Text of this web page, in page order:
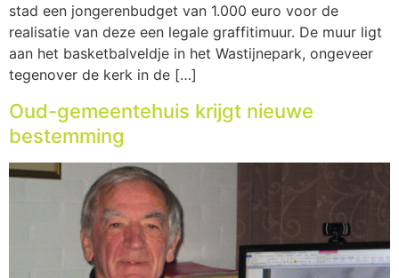
stad een jongerenbudget van 1.000 euro voor de
realisatie van deze een legale graffitimuur. De muur ligt
aan het basketbalveldje in het Wastijnepark, ongeveer
tegenover de kerk in de […]
Oud-gemeentehuis krijgt nieuwe
bestemming